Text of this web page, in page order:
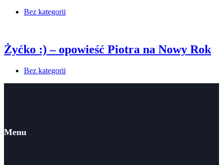
Bez kategorii
Żyćko :) – opowieść Piotra na Nowy Rok
Bez kategorii
Menu